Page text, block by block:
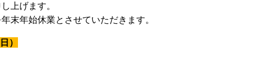
上げます。
末年始休業とさせていただきます。
）